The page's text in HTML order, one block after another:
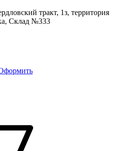
тракт, 1з, территория
Склад №333